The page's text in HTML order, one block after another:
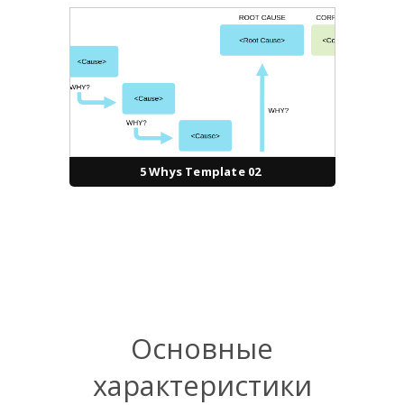
5 Whys Template 02
Основные
характеристики